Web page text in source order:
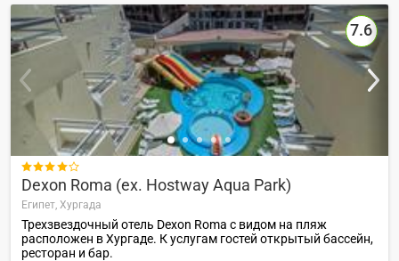
7.6

Dexon Roma (ex. Hostway Aqua Park)
Египет, Хургада
Трехзвездочный отель Dexon Roma с видом на пляж
расположен в Хургаде. К услугам гостей открытый бассейн,
ресторан и бар.